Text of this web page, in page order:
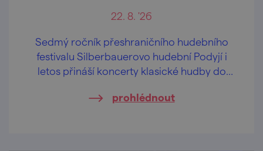
22. 8. '26
Sedmý ročník přeshraničního hudebního
festivalu Silberbauerovo hudební Podyjí i
letos přináší koncerty klasické hudby do
straně hranice.
prohlédnout